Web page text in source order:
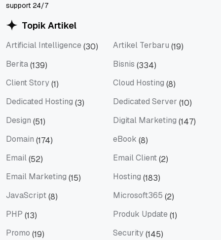
support 24/7
Topik Artikel
Artificial Intelligence (30) Artikel Terbaru (19)
Berita(139) Bisnis (334)
Client Story(1) Cloud Hosting (8)
Dedicated Hosting (3) Dedicated Server (10)
Design (51) Digital Marketing (147)
Domain (174) eBook (8)
Email(52) Email Client(2)
Email Marketing (15) Hosting (183)
JavaScript(8) Microsoft365 (2)
PHP (13) Produk Update (1)
Promo (19) Security(145)